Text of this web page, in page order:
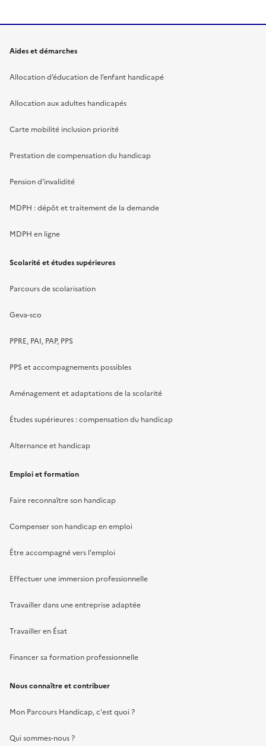
Aides et démarches
Allocation d’éducation de l’enfant handicapé
Allocation aux adultes handicapés
Carte mobilité inclusion priorité
Prestation de compensation du handicap
Pension d'invalidité
MDPH : dépôt et traitement de la demande
MDPH en ligne
Scolarité et études supérieures
Parcours de scolarisation
Geva-sco
PPRE, PAI, PAP, PPS
PPS et accompagnements possibles
Aménagement et adaptations de la scolarité
Études supérieures : compensation du handicap
Alternance et handicap
Emploi et formation
Faire reconnaître son handicap
Compenser son handicap en emploi
Être accompagné vers l'emploi
Effectuer une immersion professionnelle
Travailler dans une entreprise adaptée
Travailler en Ésat
Financer sa formation professionnelle
Nous connaître et contribuer
Mon Parcours Handicap, c'est quoi ?
Qui sommes-nous ?